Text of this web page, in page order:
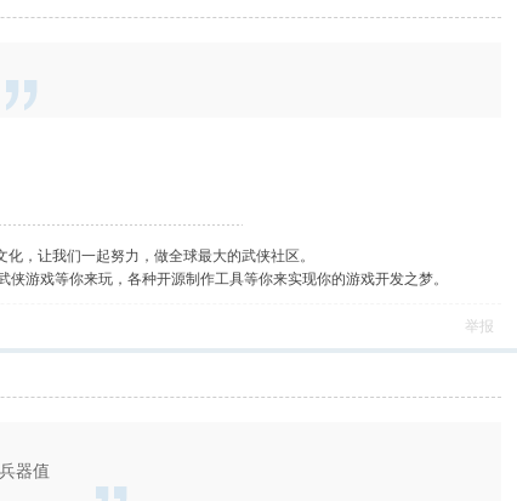
，让我们一起努力，做全球最大的武侠社区。
游戏等你来玩，各种开源制作工具等你来实现你的游戏开发之梦。
举报
器值